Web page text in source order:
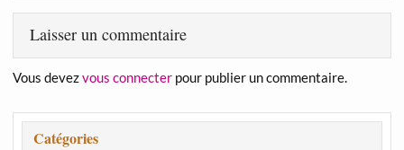
Laisser un commentaire
Vous devezvous connecterpour publier un commentaire.
Catégories